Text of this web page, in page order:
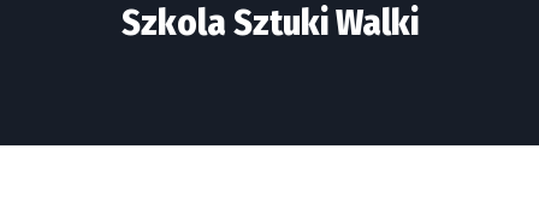
Szkola Sztuki Walki